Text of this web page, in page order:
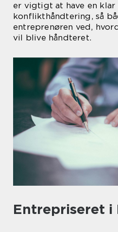
er vigtigt at have en
konflikthåndtering, så
entreprenøren ved,
vil blive håndteret.
Entrepriseret i